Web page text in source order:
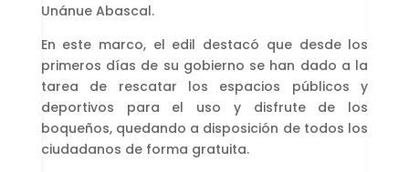
Unánue Abascal.
En este marco, el edil destacó que desde los
primeros días de su gobierno se han dado a la
tarea de rescatar los espacios públicos y
deportivos para el uso y disfrute de los
boqueños, quedando a disposición de todos los
ciudadanos de forma gratuita.